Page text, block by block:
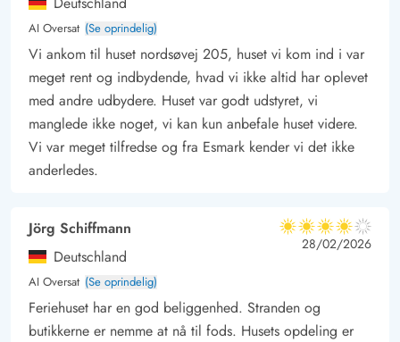
egne apps og abonnementer.
AI Oversat (Se oprindelig)
Vi ankom til huset nordsøvej 205, huset vi kom ind i var
meget rent og indbydende, hvad vi ikke altid har oplevet
med andre udbydere. Huset var godt udstyret, vi
manglede ikke noget, vi kan kun anbefale huset videre.
Vi var meget tilfredse og fra Esmark kender vi det ikke
anderledes.
Jörg Schiffmann
Deutschland
AI Oversat (Se oprindelig)
4 ud af 5
4 ud af 5
4 out of 5
28/02/2026
Feriehuset har en god beliggenhed. Stranden og
butikkerne er nemme at nå til fods. Husets opdeling er